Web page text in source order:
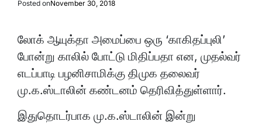
Posted onNovember 30, 2018
லோக் ஆயுக்தா அமைப்பை ஒரு ‘காகிதப்புலி’
போன்று காலில் போட்டு மிதிப்பதா என, முதல்வர்
எடப்பாடி பழனிசாமிக்கு திமுக தலைவர்
மு.க.ஸ்டாலின் கண்டனம் தெரிவித்துள்ளார்.
இதுதொடர்பாக மு.க.ஸ்டாலின் இன்று